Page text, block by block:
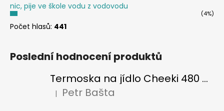
nic, pije ve škole vodu z vodovodu
(4%)
Počet hlasů: 441
Poslední hodnocení produktů
Termoska na jídlo Cheeki 480 ml Pistachio
Hodnocení produktu je 5 z 5 hvězdiček.
| Petr Bašta